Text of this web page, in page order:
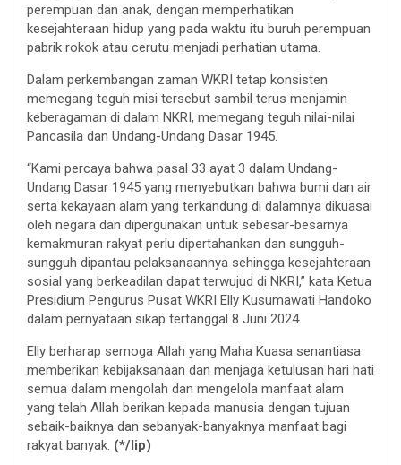
perempuan dan anak, dengan memperhatikan
kesejahteraan hidup yang pada waktu itu buruh perempuan
pabrik rokok atau cerutu menjadi perhatian utama.
Dalam perkembangan zaman WKRI tetap konsisten
memegang teguh misi tersebut sambil terus menjamin
keberagaman di dalam NKRI, memegang teguh nilai-nilai
Pancasila dan Undang-Undang Dasar 1945.
“Kami percaya bahwa pasal 33 ayat 3 dalam Undang-
Undang Dasar 1945 yang menyebutkan bahwa bumi dan air
serta kekayaan alam yang terkandung di dalamnya dikuasai
oleh negara dan dipergunakan untuk sebesar-besarnya
kemakmuran rakyat perlu dipertahankan dan sungguh-
sungguh dipantau pelaksanaannya sehingga kesejahteraan
sosial yang berkeadilan dapat terwujud di NKRI,” kata Ketua
Presidium Pengurus Pusat WKRI Elly Kusumawati Handoko
dalam pernyataan sikap tertanggal 8 Juni 2024.
Elly berharap semoga Allah yang Maha Kuasa senantiasa
memberikan kebijaksanaan dan menjaga ketulusan hari hati
semua dalam mengolah dan mengelola manfaat alam
yang telah Allah berikan kepada manusia dengan tujuan
sebaik-baiknya dan sebanyak-banyaknya manfaat bagi
rakyat banyak. (*/lip)